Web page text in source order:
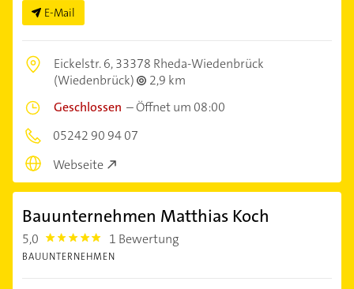
E-Mail
Eickelstr. 6,33378 Rheda-Wiedenbrück
(Wiedenbrück)
2,9 km
Geschlossen –Öffnet um 08:00
05242 90 94 07
Webseite
Bauunternehmen Matthias Koch
5,0 5.0 1 Bewertung
BAUUNTERNEHMEN